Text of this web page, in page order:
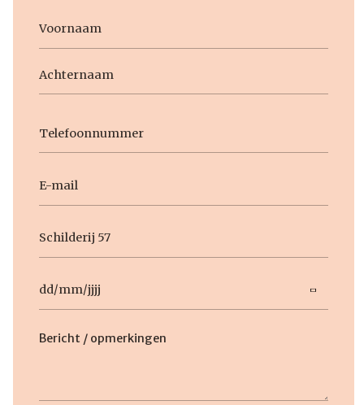
mail
titel
DD
slash
MM
Beschrijving